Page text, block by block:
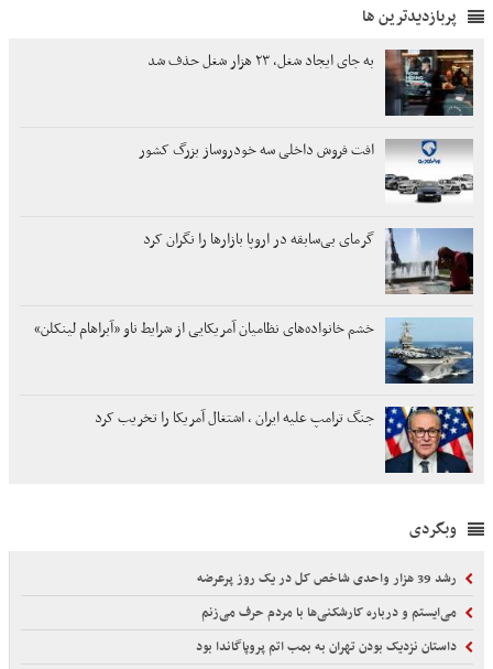
پربازدیدترین ها
به جای ایجاد شغل، ۲۳ هزار شغل حذف شد
افت فروش داخلی سه خودروساز بزرگ کشور
گرمای بی‌سابقه در اروپا بازارها را نگران کرد
خشم خانواده‌های نظامیان آمریکایی از شرایط ناو «آبراهام لینکلن»
جنگ ترامپ علیه ایران ، اشتغال آمریکا را تخریب کرد
وبگردی
رشد 39 هزار واحدی شاخص کل در یک روز پرعرضه
می‌ایستم و درباره کارشکنی‌ها با مردم حرف می‌زنم
داستان نزدیک بودن تهران به بمب اتم پروپاگاندا بود